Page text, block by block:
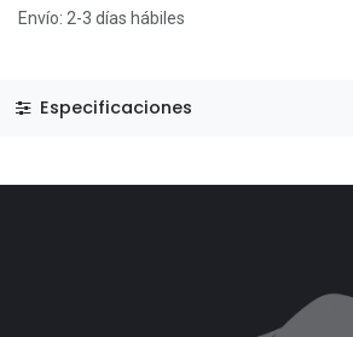
Envío: 2-3 días hábiles
Especificaciones